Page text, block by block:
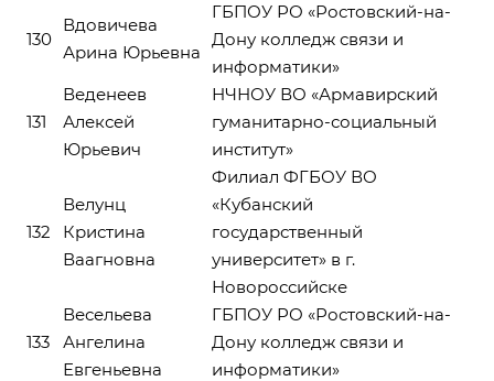
130
Вдовичева
Арина Юрьевна
ГБПОУ РО «Ростовский-на-
Дону колледж связи и
информатики»
131
Веденеев
Алексей
Юрьевич
НЧНОУ ВО «Армавирский
гуманитарно-социальный
институт»
132
Велунц
Кристина
Ваагновна
Филиал ФГБОУ ВО
«Кубанский
государственный
университет» в г.
Новороссийске
133
Весельева
Ангелина
Евгеньевна
ГБПОУ РО «Ростовский-на-
Дону колледж связи и
информатики»